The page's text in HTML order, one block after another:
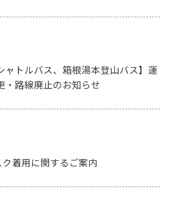
ャトルバス、箱根湯本登山バス】運
・路線廃止のお知らせ
着用に関するご案内